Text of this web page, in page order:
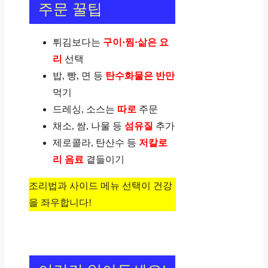
주문 꿀팁
튀김보다는 구이·찜·삶은 요
리 선택
밥, 빵, 면 등 탄수화물은 반만
먹기
드레싱, 소스는 따로 주문
채소, 쌈, 나물 등 섬유질 추가
제로콜라, 탄산수 등 저칼로
리 음료 곁들이기
조리법과 사이드 메뉴 선택이 건강
을 좌우합니다!